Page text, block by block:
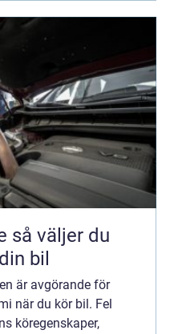
bil
är avgörande för
när du kör bil. Fel
köregenskaper,